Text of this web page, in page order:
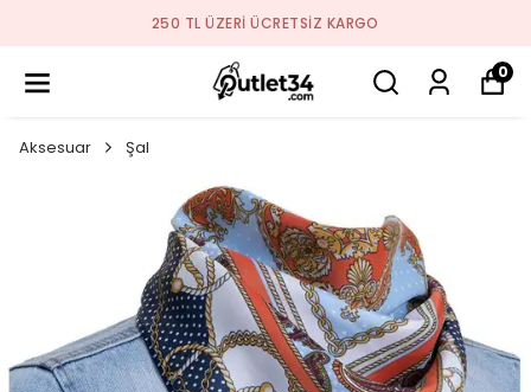
250 TL ÜZERI ÜCRETSIZ KARGO
0
Aksesuar Şal